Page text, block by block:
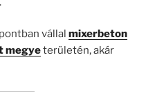
vállal mixerbeton
megyeterületén, akár